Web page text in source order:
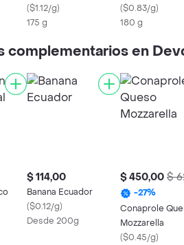
($1.12/g)
175 g
($0.83/g)
180 g
complementarios en
$ 114,00
Banana Ecuador
($0.12/g)
Desde 200g
$ 450,00 $
-27%
Conaprole
Mozzarella
($0.45/g)